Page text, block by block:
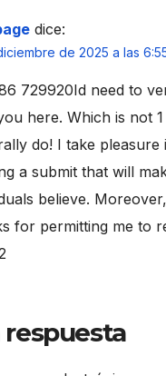
dice:
de 2025 a las
729920Id need to
here. Which is not
do! I take pleasure
a submit that will
believe. Moreover,
for permitting me to
respuesta